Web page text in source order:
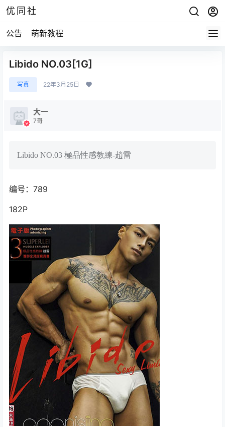
优同社
公告 萌新教程
Libido NO.03[1G]
写真 22年3月25日
大一
7哥
Libido NO.03 極品性感教練-趙雷
编号：789
182P